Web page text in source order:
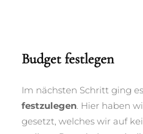
Budget festlegen
Im nächsten Schritt ging
festzulegen . Hier haben
gesetzt, welches wir auf